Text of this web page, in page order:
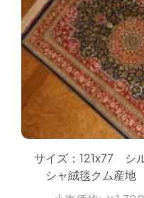
サイズ：121x77 シ
シャ絨毯クム産